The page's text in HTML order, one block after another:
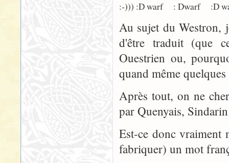
:-))) :D warf : Dwarf :D
Au sujet du Westron,
d'être traduit (que
Ouestrien ou,
quand même
Après tout, on ne
par Quenyais,
Est-ce donc vraiment
fabriquer) un mot